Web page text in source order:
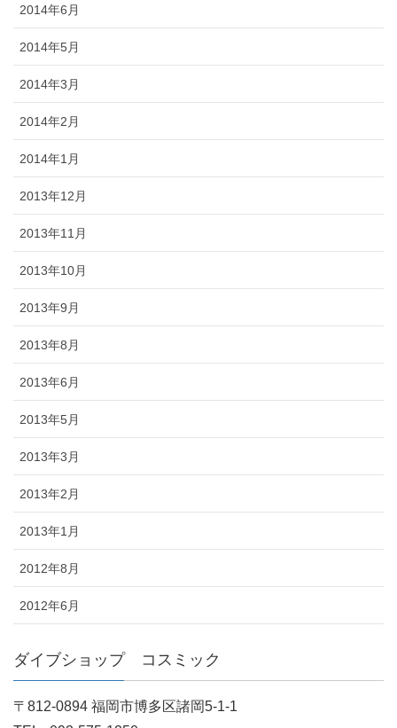
2014年6月
2014年5月
2014年3月
2014年2月
2014年1月
2013年12月
2013年11月
2013年10月
2013年9月
2013年8月
2013年6月
2013年5月
2013年3月
2013年2月
2013年1月
2012年8月
2012年6月
ダイブショップ コスミック
〒812-0894 福岡市博多区諸岡5-1-1